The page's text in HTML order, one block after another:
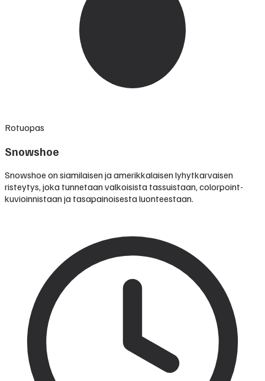
Rotuopas
Snowshoe
Snowshoe on siamilaisen ja amerikkalaisen lyhytkarvaisen
risteytys, joka tunnetaan valkoisista tassuistaan, colorpoint-
kuvioinnistaan ja tasapainoisesta luonteestaan.